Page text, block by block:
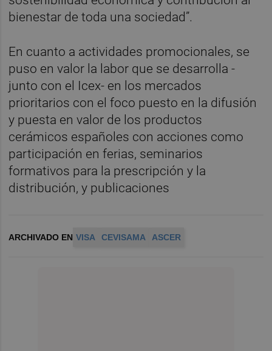
bienestar de toda una sociedad”.
En cuanto a actividades promocionales, se
puso en valor la labor que se desarrolla -
junto con el Icex- en los mercados
prioritarios con el foco puesto en la difusión
y puesta en valor de los productos
cerámicos españoles con acciones como
participación en ferias, seminarios
formativos para la prescripción y la
distribución, y publicaciones
ARCHIVADO EN VISA CEVISAMA ASCER